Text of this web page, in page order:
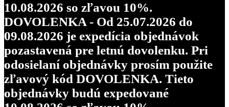
10.08.2026 so zľavou 10%.
DOVOLENKA - Od 25.07.2026 do
09.08.2026 je expedícia objednávok
pozastavená pre letnú dovolenku. Pri
odosielaní objednávky prosím použite
zľavový kód DOVOLENKA. Tieto
objednávky budú expedované